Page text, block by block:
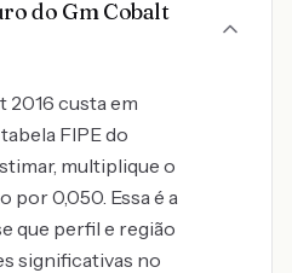
do Gm Cobalt
2016 custa em
FIPE do
multiplique o
por 0,050. Essa é a
que perfil e região
significativas no